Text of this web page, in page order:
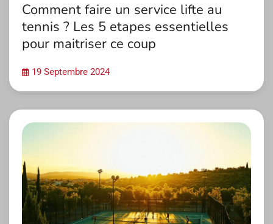
Comment faire un service lifte au
tennis ? Les 5 etapes essentielles
pour maitriser ce coup
19 Septembre 2024